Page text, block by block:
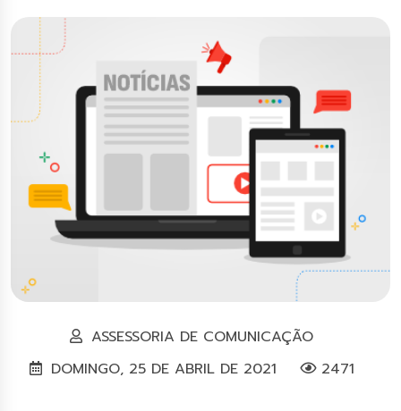
ASSESSORIA DE COMUNICAÇÃO
DOMINGO, 25 DE ABRIL DE 2021
2471